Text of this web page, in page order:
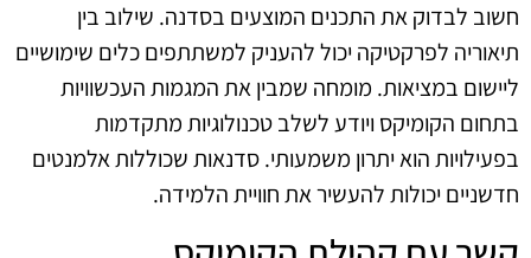
חשוב לבדוק את התכנים המוצעים בסדנה. שילוב בין
תיאוריה לפרקטיקה יכול להעניק למשתתפים כלים שימושיים
ליישום במציאות. מומחה שמבין את המגמות העכשוויות
בתחום הקומיקס ויודע לשלב טכנולוגיות מתקדמות
בפעילויות הוא יתרון משמעותי. סדנאות שכוללות אלמנטים
חדשניים יכולות להעשיר את חוויית הלמידה.